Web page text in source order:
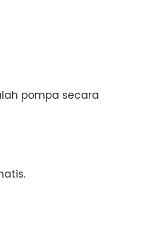
pompa secara